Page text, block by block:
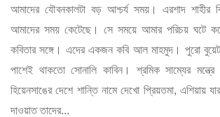
আমাদের যৌবনকালটা বড় আশ্চর্য সময়। এরশাদ শাহীর
আমাদের সময় কেটেছে। সে সময়ে আমার পরিচয় ঘটে
কবিতার সঙ্গে। এদের একজন কবি আল মাহমুদ। পুরো বুয়েট
পাশেই থাকতো সোনালি কাবিন। শ্রমিক সাম্যের মন্ত্রে
হিয়েনসাঙের দেশে শান্তি নামে দেখো প্রিয়তমা, এশিয়ায়
দাওয়াত তাদের...